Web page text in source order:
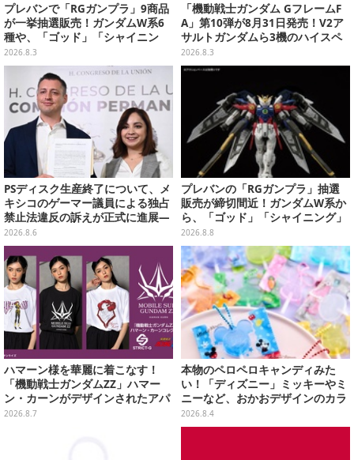
プレバンで「RGガンプラ」9商品
が一挙抽選販売！ガンダムW系6
種や、「ゴッド」「シャイニン
グ」も
2026.8.3
「機動戦士ガンダム GフレームF
A」第10弾が8月31日発売！V2ア
サルトガンダムら3機のハイスペ
ック可動フィギュア
2026.8.3
PSディスク生産終了について、メ
キシコのゲーマー議員による独占
禁止法違反の訴えが正式に進展―
「テクノロジーは自由を拡大する
ために役立つべき」
2026.8.6
プレバンの「RGガンプラ」抽選
販売が締切間近！ガンダムW系か
ら、「ゴッド」「シャイニング」
まで9商品
2026.8.8
ハマーン様を華麗に着こなす！
「機動戦士ガンダムZZ」ハマー
ン・カーンがデザインされたアパ
レルが販売
2026.8.7
本物のペロペロキャンディみた
い！「ディズニー」ミッキーやミ
ニーなど、おかおデザインのカラ
フルチャーム全10種が8月31日発
売
2026.8.4